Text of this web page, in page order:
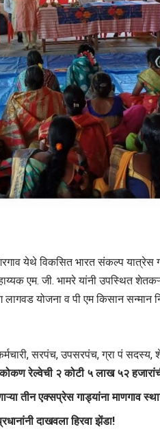
येथे विकसित भारत संकल्प यात्रेस
एम. जी. भामरे यांनी उपस्थित
लागवड योजना व पी एम किसान सन्मान
सरपंच, उपसरपंच, ग्रा पं सदस्य,
रेल्वेची २ कोटी ५ लाख ५२
तीन एक्सप्रेस गाड्यांना माणगाव
दाखवला हिरवा झेंडा!